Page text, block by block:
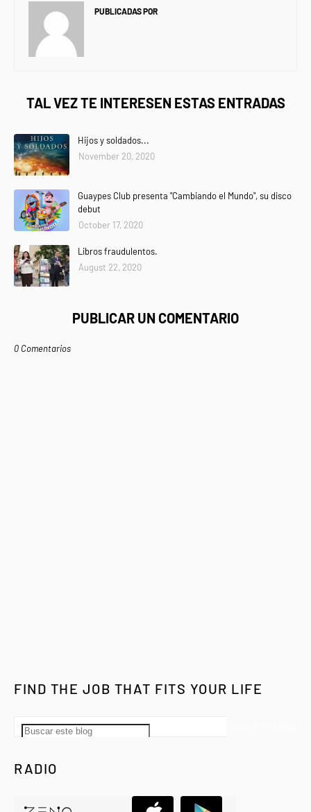
PUBLICADAS POR
TAL VEZ TE INTERESEN ESTAS ENTRADAS
Hijos y soldados...
November 20, 2020
Guaypes Club presenta "Cambiando el Mundo", su disco
debut
October 17, 2020
Libros fraudulentos.
August 22, 2020
PUBLICAR UN COMENTARIO
0 Comentarios
FIND THE JOB THAT FITS YOUR LIFE
RADIO